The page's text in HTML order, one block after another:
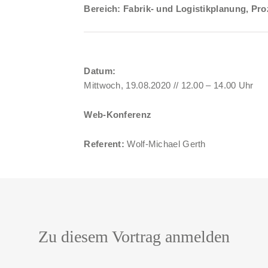
Bereich: Fabrik- und Logistikplanung,
Datum:
Mittwoch, 19.08.2020 // 12.00 – 14.00 Uhr
Web-Konferenz
Referent: Wolf-Michael Gerth
Zu diesem Vortrag anmelden